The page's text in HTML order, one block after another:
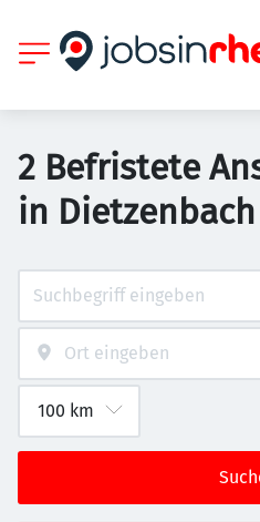
2 Befristete
in Dietzenbach